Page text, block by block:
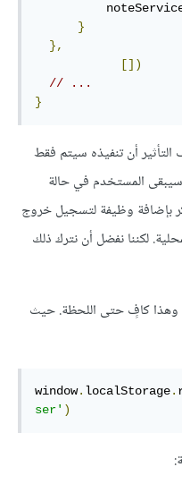
}
},
[])
// ...
}
أن تنفيذه سيتم فقط
المستخدم في حالة
بإضافة وظيفة لتسجيل خروج
لكننا نفضل أن نترك ذلك
وهذا كافٍ حتى اللحظة. حيث
window. localStorage.
ser' )